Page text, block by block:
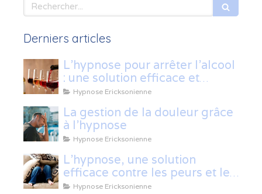
Derniers articles
L’hypnose pour arrêter l’alcool
: une solution efficace et
naturelle
Hypnose Ericksonienne
La gestion de la douleur grâce
à l'hypnose
Hypnose Ericksonienne
L'hypnose, une solution
efficace contre les peurs et les
phobies
Hypnose Ericksonienne